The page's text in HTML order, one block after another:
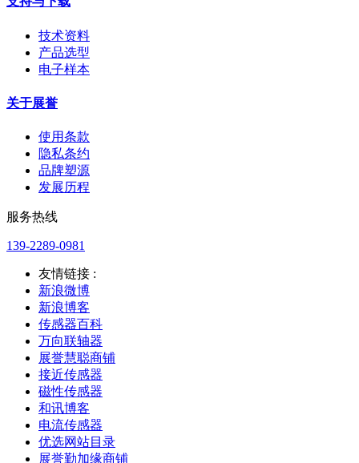
技术资料
产品选型
电子样本
关于展誉
使用条款
隐私条约
品牌塑源
发展历程
服务热线
139-2289-0981
友情链接 :
新浪微博
新浪博客
传感器百科
万向联轴器
展誉慧聪商铺
接近传感器
磁性传感器
和讯博客
电流传感器
优选网站目录
展誉勤加缘商铺